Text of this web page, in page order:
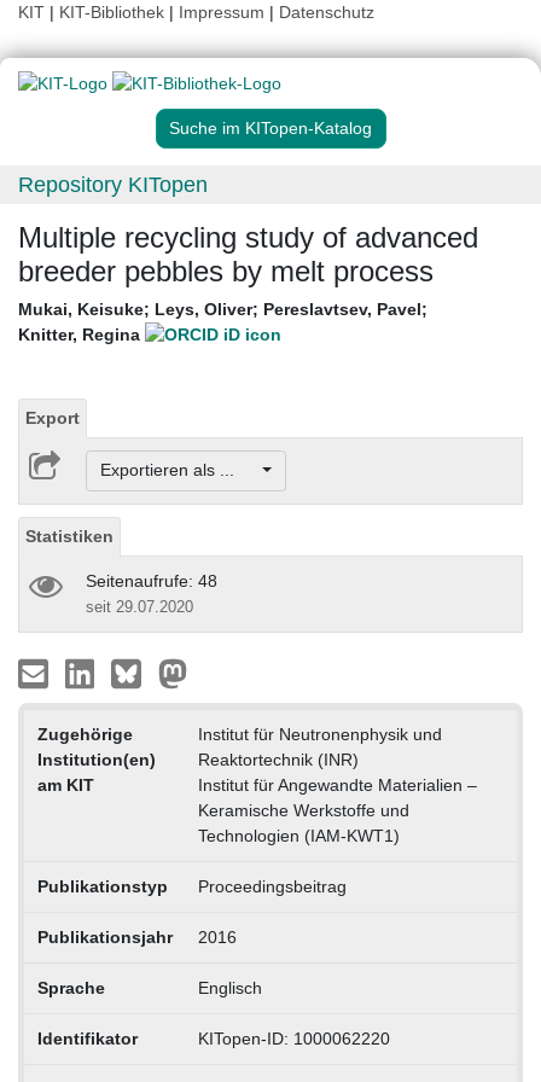
KIT | KIT-Bibliothek | Impressum | Datenschutz
Suche im KITopen-Katalog
Repository KITopen
Multiple recycling study of advanced
breeder pebbles by melt process
Mukai, Keisuke; Leys, Oliver; Pereslavtsev, Pavel;
Knitter, Regina
Export
Exportieren als ...
Statistiken
Seitenaufrufe: 48
seit 29.07.2020
Zugehörige
Institution(en)
am KIT
Institut für Neutronenphysik und
Reaktortechnik (INR)
Institut für Angewandte Materialien –
Keramische Werkstoffe und
Technologien (IAM-KWT1)
Publikationstyp Proceedingsbeitrag
Publikationsjahr 2016
Sprache Englisch
Identifikator KITopen-ID: 1000062220